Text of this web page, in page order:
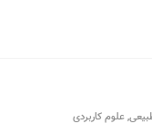
,علوم کاربردی